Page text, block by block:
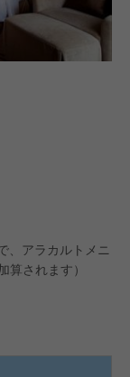
、アラカルトメニ
算されます）